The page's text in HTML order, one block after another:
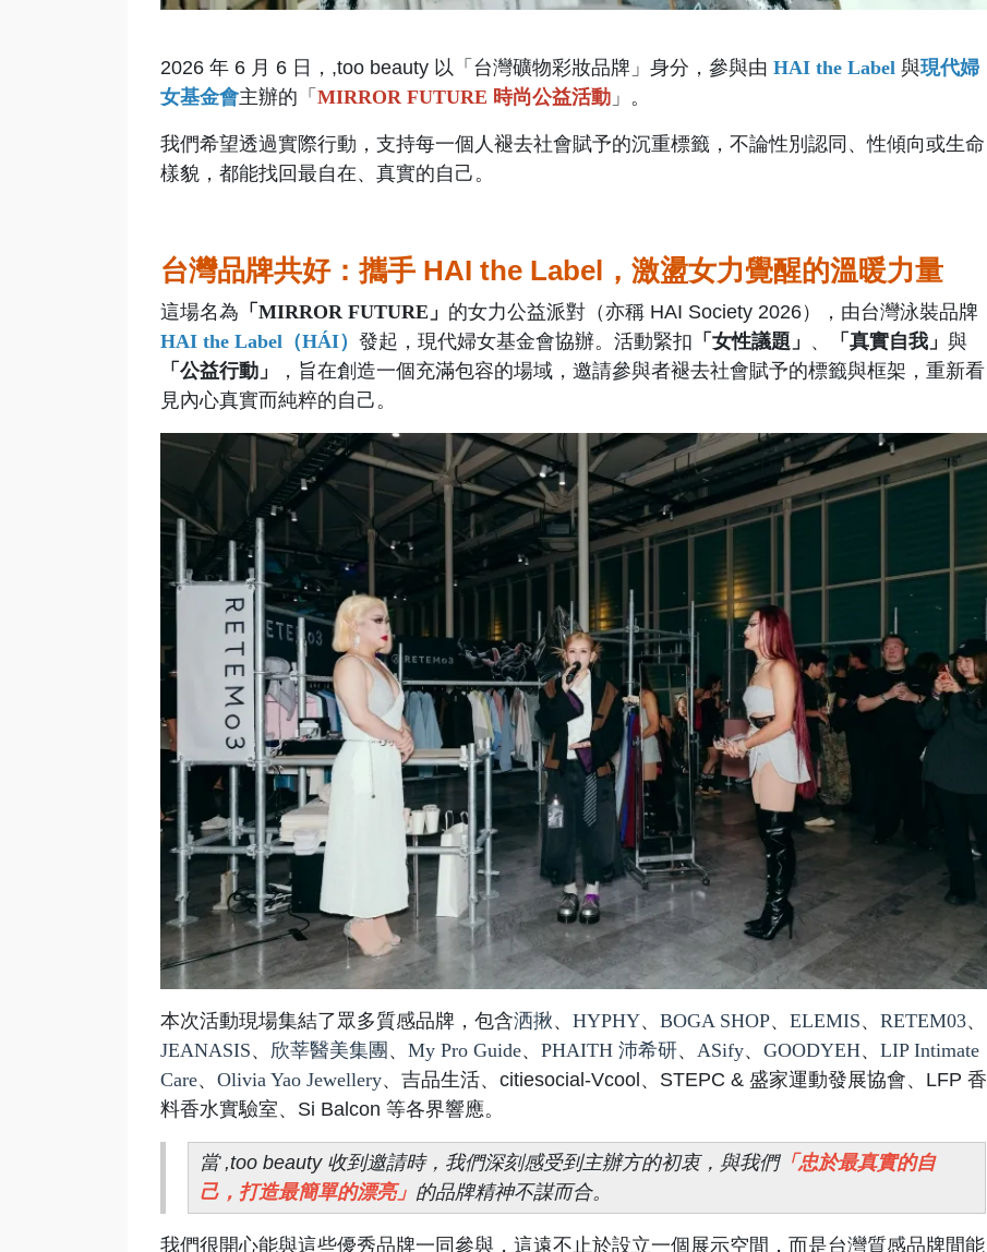
2026 年 6 月 6 日，,too beauty 以「台灣礦物彩妝品牌」身分，參與由 HAI the Label 與現代婦
女基金會主辦的「 MIRROR FUTURE 時尚公益活動 」。
我們希望透過實際行動，支持每一個人褪去社會賦予的沉重標籤，不論性別認同、性傾向或生命
樣貌，都能找回最自在、真實的自己。
台灣品牌共好：攜手 HAI the Label，激盪女力覺醒的溫暖力量
這場名為 「MIRROR FUTURE」 的女力公益派對（亦稱 HAI Society 2026），由台灣泳裝品牌
HAI the Label（HÁI） 發起，現代婦女基金會協辦。活動緊扣 「女性議題」 、 「真實自我」 與
「公益行動」
，旨在創造一個充滿包容的場域，邀請參與者褪去社會賦予的標籤與框架，重新看
見內心真實而純粹的自己。
本次活動現場集結了眾多質感品牌，包含洒揪、 HYPHY、 BOGA SHOP、 ELEMIS、 RETEM03、
JEANASIS、 欣莘醫美集團 、 My Pro Guide、 PHAITH 沛希研、 ASify、 GOODYEH、 LIP Intimate
Care、 Olivia Yao Jewellery、吉品生活、citiesocial-Vcool、STEPC & 盛家運動發展協會、LFP 香
料香水實驗室、Si Balcon 等各界響應。
當 ,too beauty 收到邀請時，我們深刻感受到主辦方的初衷，與我們「忠於最真實的自
己，打造最簡單的漂亮」 的品牌精神不謀而合。
我們很開心能與這些優秀品牌一同參與，這遠不止於設立一個展示空間，而是台灣質感品牌間能